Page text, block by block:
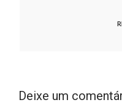
Deixe um